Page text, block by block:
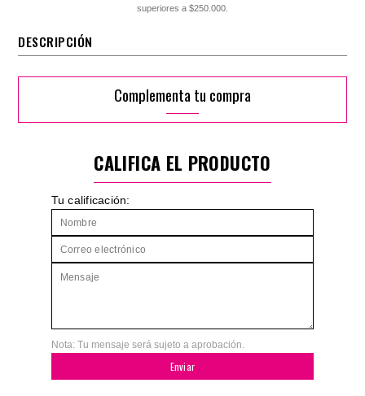
superiores a $250.000.
DESCRIPCIÓN
Complementa tu compra
CALIFICA EL PRODUCTO
Tu calificación:
Nota: Tu mensaje será sujeto a aprobación.
Enviar